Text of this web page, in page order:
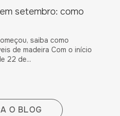
setembro: como
saiba como
de madeira Com o início
22 de...
O BLOG